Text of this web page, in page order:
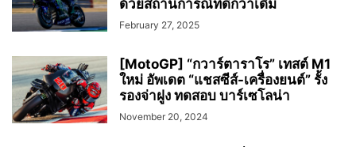
ด้วยสถานการณ์ที่ดีกว่าเดิม
February 27, 2025
[MotoGP] “กวาร์ตาราโร” เทสต์ M1
ใหม่ อัพเดต “แชสซีส์-เครื่องยนต์” รั้ง
รองจ่าฝูง ทดสอบ บาร์เซโลน่า
November 20, 2024